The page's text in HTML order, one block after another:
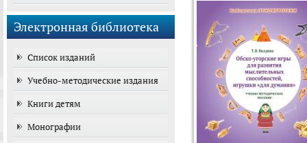
Электронная библиотека
Список изданий
Учебно-методические издания
Книги детям
Монографии